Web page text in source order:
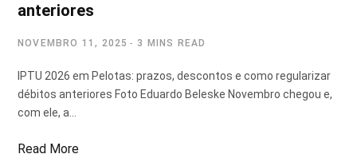
anteriores
NOVEMBRO 11, 2025 3 MINS READ
IPTU 2026 em Pelotas: prazos, descontos e como regularizar
débitos anteriores Foto Eduardo Beleske Novembro chegou e,
com ele, a…
Read More